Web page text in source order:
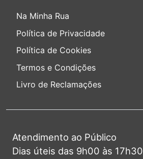
Na Minha Rua
Política de Privacidade
Política de Cookies
Termos e Condições
Livro de Reclamações
Atendimento ao Público
Dias úteis das 9h00 às 17h30